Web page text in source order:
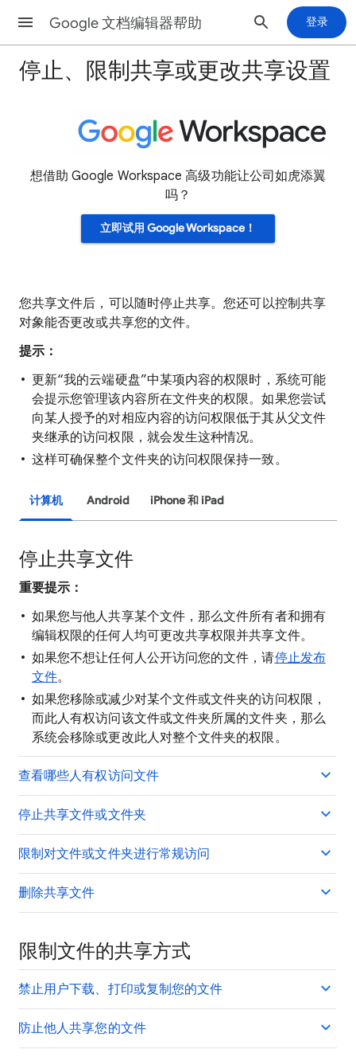
Google 文档编辑器帮助 登录
停止、限制共享或更改共享设置
想借助 Google Workspace 高级功能让公司如虎添翼
吗？
立即试用 Google Workspace！
您共享文件后，可以随时停止共享。您还可以控制共享
对象能否更改或共享您的文件。
提示：
更新“我的云端硬盘”中某项内容的权限时，系统可能
会提示您管理该内容所在文件夹的权限。如果您尝试
向某人授予的对相应内容的访问权限低于其从父文件
夹继承的访问权限，就会发生这种情况。
这样可确保整个文件夹的访问权限保持一致。
计算机 Android iPhone 和 iPad
停止共享文件
重要提示：
如果您与他人共享某个文件，那么文件所有者和拥有
编辑权限的任何人均可更改共享权限并共享文件。
如果您不想让任何人公开访问您的文件，请停止发布
文件。
如果您移除或减少对某个文件或文件夹的访问权限，
而此人有权访问该文件或文件夹所属的文件夹，那么
系统会移除或更改此人对整个文件夹的权限。
查看哪些人有权访问文件
停止共享文件或文件夹
限制对文件或文件夹进行常规访问
删除共享文件
限制文件的共享方式
禁止用户下载、打印或复制您的文件
防止他人共享您的文件